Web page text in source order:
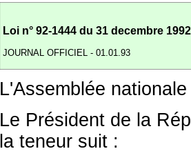
Loi n° 92-1444 du 31 decembre
JOURNAL OFFICIEL - 01.01.93
L'Assemblée
Le Président de la
la teneur suit :